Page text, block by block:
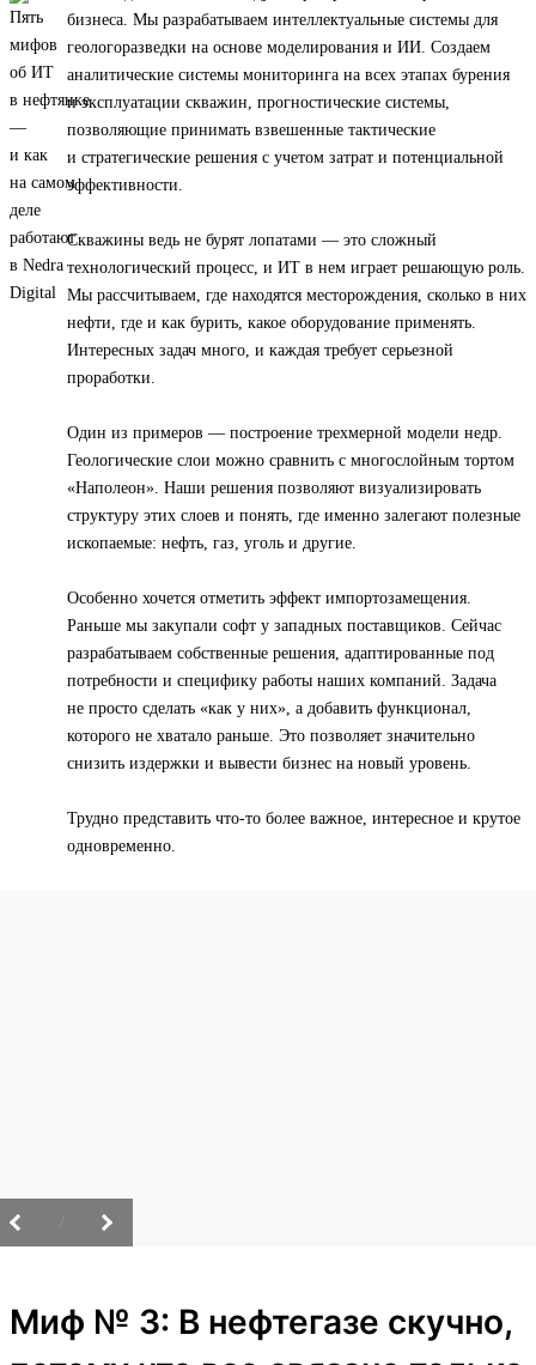
бизнеса. Мы разрабатываем интеллектуальные системы для
геологоразведки на основе моделирования и ИИ. Создаем
аналитические системы мониторинга на всех этапах бурения
и эксплуатации скважин, прогностические системы,
позволяющие принимать взвешенные тактические
и стратегические решения с учетом затрат и потенциальной
эффективности.
Скважины ведь не бурят лопатами — это сложный
технологический процесс, и ИТ в нем играет решающую роль.
Мы рассчитываем, где находятся месторождения, сколько в них
нефти, где и как бурить, какое оборудование применять.
Интересных задач много, и каждая требует серьезной
проработки.
Один из примеров — построение трехмерной модели недр.
Геологические слои можно сравнить с многослойным тортом
«Наполеон». Наши решения позволяют визуализировать
структуру этих слоев и понять, где именно залегают полезные
ископаемые: нефть, газ, уголь и другие.
Особенно хочется отметить эффект импортозамещения.
Раньше мы закупали софт у западных поставщиков. Сейчас
разрабатываем собственные решения, адаптированные под
потребности и специфику работы наших компаний. Задача
не просто сделать «как у них», а добавить функционал,
которого не хватало раньше. Это позволяет значительно
снизить издержки и вывести бизнес на новый уровень.
Трудно представить что-то более важное, интересное и крутое
одновременно.
Миф № 3: В нефтегазе скучно,